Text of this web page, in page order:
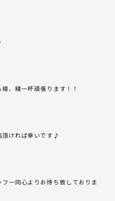
、精一杯頑張ります！！
頂ければ幸いです♪
一同心よりお待ち致しておりま